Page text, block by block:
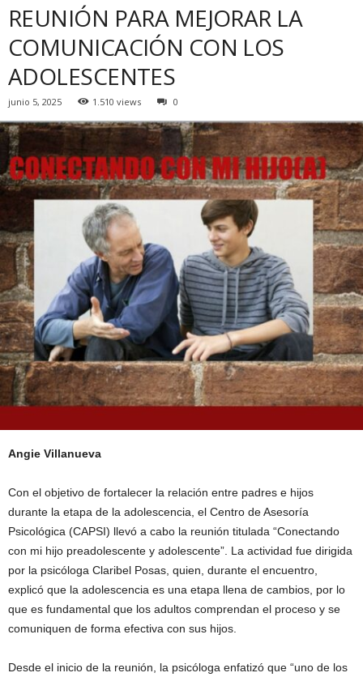
REUNIÓN PARA MEJORAR LA
COMUNICACIÓN CON LOS
ADOLESCENTES
junio 5, 2025 1.510 views 0
Angie Villanueva
Con el objetivo de fortalecer la relación entre padres e hijos
durante la etapa de la adolescencia, el Centro de Asesoría
Psicológica (CAPSI) llevó a cabo la reunión titulada “Conectando
con mi hijo preadolescente y adolescente”. La actividad fue dirigida
por la psicóloga Claribel Posas, quien, durante el encuentro,
explicó que la adolescencia es una etapa llena de cambios, por lo
que es fundamental que los adultos comprendan el proceso y se
comuniquen de forma efectiva con sus hijos.
Desde el inicio de la reunión, la psicóloga enfatizó que “uno de los